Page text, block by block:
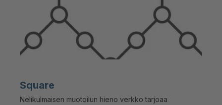
Square
Nelikulmaisen muotoilun hieno verkko tarjoaa